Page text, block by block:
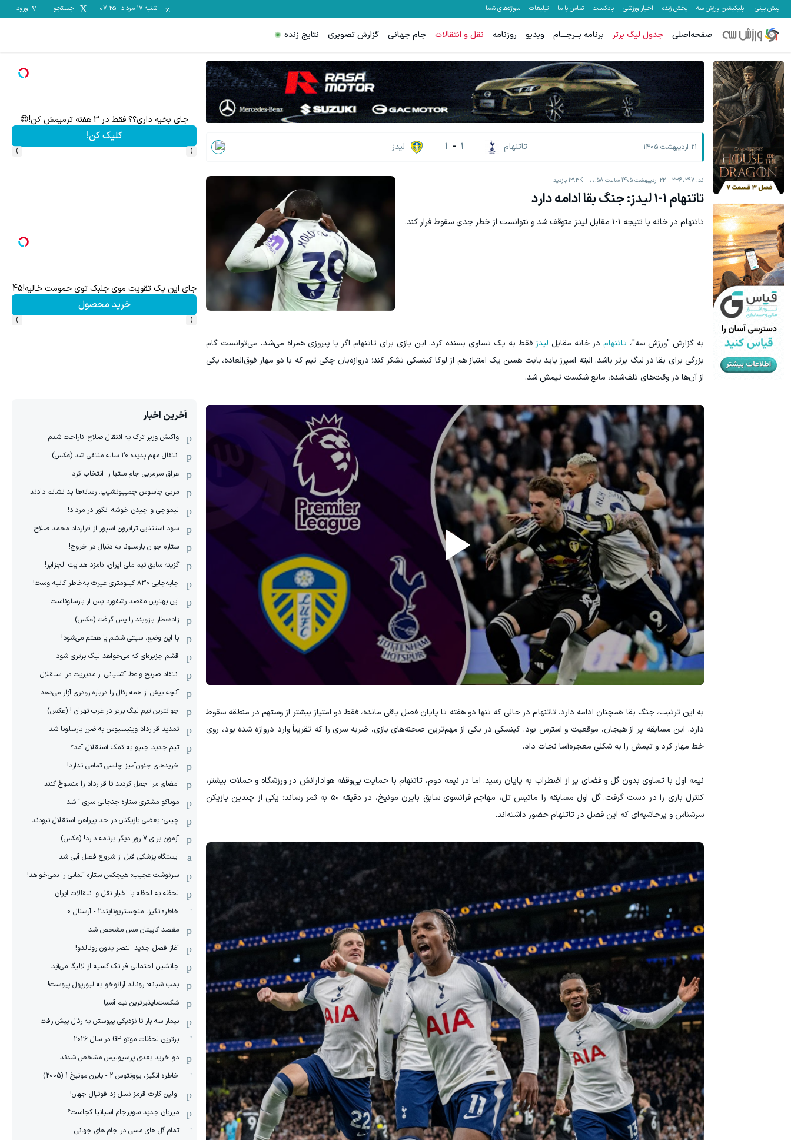
پیش بینی اپلیکیشن ورزش سه پخش زنده اخبار ورزشی پادکست تماس با ما تبلیغات سوژه‌های شما شنبه ۱۷ مرداد -
07:25 جستجو ورود
صفحه‌اصلی جدول لیگ برتر برنامه بــرجـــام ویدیو روزنامه نقل و انتقالات جام جهانی گزارش تصویری نتایج زنده
21 اردیبهشت 1405 تاتنهام 1
-
1 لیدز
کد: 2360297 22 اردیبهشت 1405 ساعت 00:58 13.3K بازدید
تاتنهام ۱-۱ لیدز: جنگ بقا ادامه دارد
تاتنهام در خانه با نتیجه ۱-۱ مقابل لیدز متوقف شد و نتوانست از خطر جدی سقوط فرار کند.
به گزارش "ورزش سه"، تاتنهام در خانه مقابل لیدز فقط به یک تساوی بسنده کرد. این بازی برای تاتنهام اگر با پیروزی همراه می‌شد، می‌توانست گام
بزرگی برای بقا در لیگ برتر باشد. البته اسپرز باید بابت همین یک امتیاز هم از لوکا کینسکی تشکر کند؛ دروازه‌بان چکی تیم که با دو مهار فوق‌العاده، یکی
از آن‌ها در وقت‌های تلف‌شده، مانع شکست تیمش شد.
به این ترتیب، جنگ بقا همچنان ادامه دارد. تاتنهام در حالی که تنها دو هفته تا پایان فصل باقی مانده، فقط دو امتیاز بیشتر از وستهمِ در منطقه سقوط
دارد. این مسابقه پر از هیجان، موقعیت و استرس بود. کینسکی در یکی از مهم‌ترین صحنه‌های بازی، ضربه سری را که تقریباً وارد دروازه شده بود، روی
خط مهار کرد و تیمش را به شکلی معجزه‌آسا نجات داد.
نیمه اول با تساوی بدون گل و فضای پر از اضطراب به پایان رسید. اما در نیمه دوم، تاتنهام با حمایت بی‌وقفه هوادارانش در ورزشگاه و حملات بیشتر،
کنترل بازی را در دست گرفت. گل اول مسابقه را ماتیس تل، مهاجم فرانسوی سابق بایرن مونیخ، در دقیقه ۵۰ به ثمر رساند؛ یکی از چندین بازیکن
سرشناس و پرحاشیه‌ای که این فصل در تاتنهام حضور داشته‌اند.
جای بخیه داری؟؟ فقط در 3 هفته ترمیمش کن!😍
کلیک کن!
‹
›
جای این پک تقویت موی جلبک توی حمومت خالیه!45%تخفیف
خرید محصول
به
‹
›
آخرین اخبار
واکنش وزیر ترک به انتقال صلاح: ناراحت شدم
انتقال مهم پدیده 20 ساله منتفی شد (عکس)
عراق سرمربی جام ملتها را انتخاب کرد
مربی جاسوس چمپیونشیپ: رسانه‌ها بد نشانم دادند
لیموچی و چیدن خوشه انگور در مرداد!
سود استثنایی ترابزون اسپور از قرارداد محمد صلاح
ستاره جوان بارسلونا به دنبال در خروج!
گزینه سابق تیم ملی ایران، نامزد هدایت الجزایر!
جابه‌جایی ۸۳۰ کیلومتری غیرت به‌خاطر کانیه وست!
این بهترین مقصد رشفورد پس از بارسلوناست
زاده‌عطار بازوبند را پس گرفت (عکس)
با این وضع، سیتی ششم یا هفتم می‌شود!
قشم جزیره‌ای که می‌خواهد لیگ برتری شود
انتقاد صریح واعظ آشتیانی از مدیریت در استقلال
آنچه بیش از همه رئال را درباره رودری آزار می‌دهد
جوانترین تیم لیگ برتر در غرب تهران ! (عکس)
تمدید قرارداد وینیسیوس به ضرر بارسلونا شد
تیم جدید جنپو به کمک استقلال آمد؟
خریدهای جنون‌آمیز چلسی تمامی ندارد!
امضای مرا جعل کردند تا قرارداد را منسوخ کنند
موناکو مشتری ستاره جنجالی سری آ شد
چینی: بعضی بازیکنان در حد پیراهن استقلال نبودند
آزمون برای 7 روز دیگر برنامه دارد! (عکس)
ایستگاه پزشکی قبل از شروع فصل آبی شد
سرنوشت عجیب: هیچکس ستاره آلمانی را نمی‌خواهد!
لحظه به لحظه با اخبار نقل و انتقالات ایران
خاطره‌انگیز، منچستریونایتد2 - آرسنال 0
مقصد کاپیتان مس مشخص شد
آغاز فصل جدید النصر بدون رونالدو!
جانشین احتمالی فرانک کسیه از لالیگا می‌آید
بمب شبانه: رونالد آرائوخو به لیورپول پیوست!
شکست‌ناپذیرترین تیم آسیا
نیمار سه بار تا نزدیکی پیوستن به رئال پیش رفت
برترین لحظات موتو GP در سال 2026
دو خرید بعدی پرسپولیس مشخص شدند
خاطره انگیز، یوونتوس 2 - بایرن مونیخ 1 (2005)
اولین کارت قرمز نسل زد فوتبال جهان!
میزبان جدید سوپرجام اسپانیا کجاست؟
تمام گل های مسی در جام های جهانی